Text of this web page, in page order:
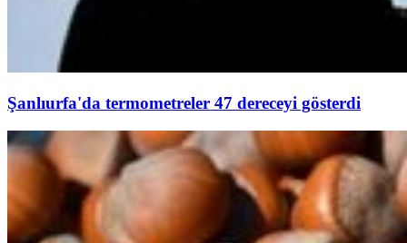
Şanlıurfa'da termometreler 47 dereceyi gösterdi